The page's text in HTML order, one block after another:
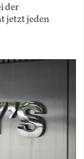
der
jetzt jeden